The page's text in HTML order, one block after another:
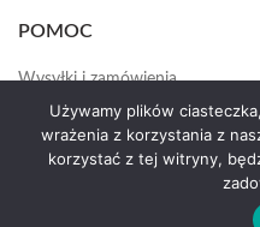
POMOC
Wysyłki i zamówienia
Jak założyć konto
Używamy plików
wrażenia z korzystania z
korzystać z tej witryny,